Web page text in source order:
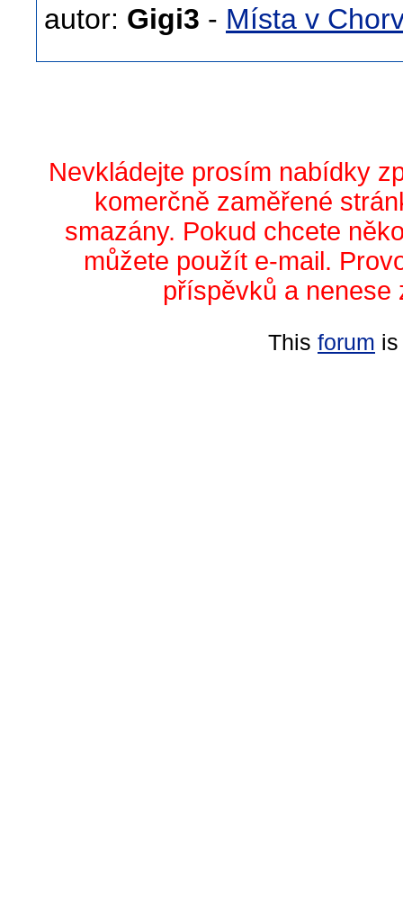
autor: Gigi3 - Místa v
Nevkládejte prosím nabídky
komerčně zaměřené
smazány. Pokud chcete
můžete použít e-mail.
příspěvků a nenese
This forum